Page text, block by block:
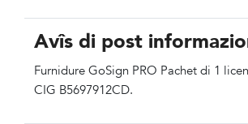
Avîs di post
Furnidure GoSign PRO Pachet di 1
CIG B5697912CD.